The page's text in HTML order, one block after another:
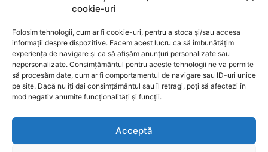
cookie-uri
Folosim tehnologii, cum ar fi cookie-uri, pentru a stoca și/sau accesa
informații despre dispozitive. Facem acest lucru ca să îmbunătățim
experiența de navigare și ca să afișăm anunțuri personalizate sau
nepersonalizate. Consimțământul pentru aceste tehnologii ne va permite
să procesăm date, cum ar fi comportamentul de navigare sau ID-uri unice
pe site. Dacă nu îți dai consimțământul sau îl retragi, poți să afectezi în
mod negativ anumite funcționalități și funcții.
Acceptă
SUBSCRIBE
I WANT IN